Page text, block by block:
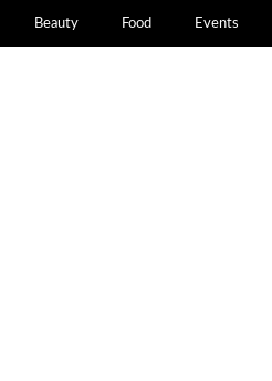
Beauty Food Events